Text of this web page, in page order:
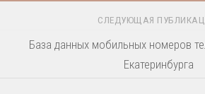
СЛЕДУЮЩАЯ
База данных мобильных номеров
Екатеринбурга